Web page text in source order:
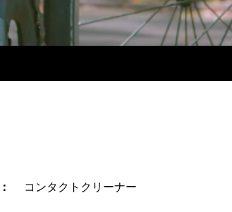
コンタクトクリーナー